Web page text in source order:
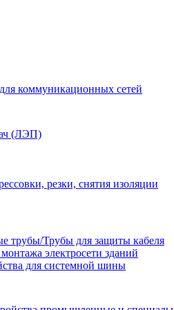
коммуникационных сетей
(ЛЭП)
резки, снятия изоляции
трубы/Трубы для защиты кабеля
электросети зданий
для системной шины